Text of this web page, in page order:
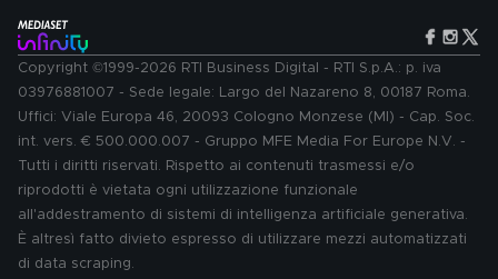
Copyright ©1999-2026 RTI Business Digital - RTI S.p.A.: p. iva
03976881007 - Sede legale: Largo del Nazareno 8, 00187 Roma.
Uffici: Viale Europa 46, 20093 Cologno Monzese (MI) - Cap. Soc.
int. vers. € 500.000.007 - Gruppo MFE Media For Europe N.V. -
Tutti i diritti riservati. Rispetto ai contenuti trasmessi e/o
riprodotti è vietata ogni utilizzazione funzionale
all'addestramento di sistemi di intelligenza artificiale generativa.
È altresì fatto divieto espresso di utilizzare mezzi automatizzati
di data scraping.